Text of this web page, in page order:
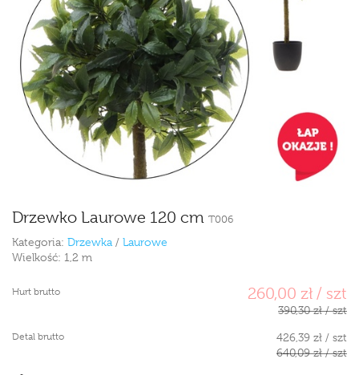
Drzewko Laurowe 120 cm T006
Kategoria: Drzewka/ Laurowe
Wielkość: 1,2 m
Hurt brutto 260,00 zł / szt
390,30 zł / szt
Detal brutto
426,39 zł / szt
640,09 zł / szt